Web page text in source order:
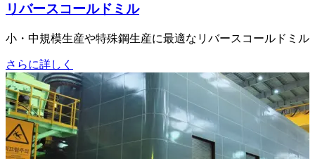
リバースコールドミル
小・中規模生産や特殊鋼生産に最適なリバースコールドミ
さらに詳しく